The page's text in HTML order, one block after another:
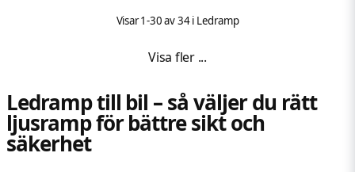
Visar 1-30 av 34 i Ledramp
Visa fler ...
Ledramp till bil – så väljer du rätt
ljusramp för bättre sikt och
säkerhet